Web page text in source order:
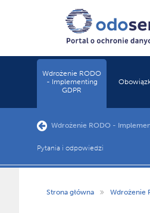
Wdrożenie RODO
- Implementing
GDPR
Wdrożenie RODO -
Pytania i odpowiedzi
Strona główna Wdrożenie